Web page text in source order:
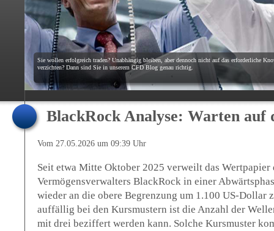
Sie wollen erfolgreich traden? Unabhängig bleiben, aber dennoch nicht auf das erforderliche
verzichten? Dann sind Sie in unserem CFD Blog genau richtig.
BlackRock Analyse: Warten auf
Vom 27.05.2026 um 09:39 Uhr
Seit etwa Mitte Oktober 2025 verweilt das Wertpapier
Vermögensverwalters BlackRock in einer
wieder an die obere Begrenzung um 1.100 US-Dollar
auffällig bei den Kursmustern ist die Anzahl der
mit drei beziffert werden kann. Solche Kursmuster